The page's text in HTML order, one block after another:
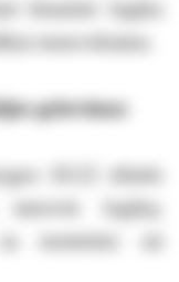
binarinė logika
nesuvokiama.
griovimas
18:22 eilutės
logiką:
moterimi: tai